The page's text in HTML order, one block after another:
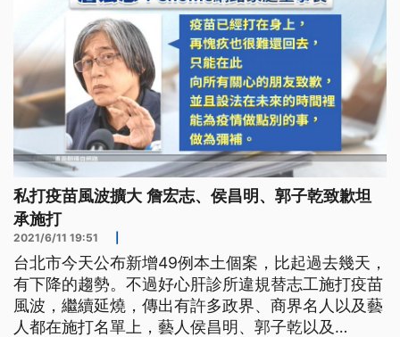
私打疫苗風波擴大 詹宏志、侯昌明、郭子乾致歉坦
承施打
2021/6/11 19:51
台北市今天公布新增49例本土個案，比起過去幾天，
有下降的趨勢。不過好心肝診所違規替志工施打疫苗
風波，繼續延燒，傳出有許多政界、商界名人以及藝
人都在施打名單上，藝人侯昌明、郭子乾以及